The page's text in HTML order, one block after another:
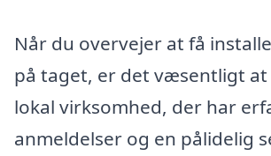
Når du overvejer at få
på taget, er det væsentligt
lokal virksomhed, der har
anmeldelser og en pålidelig